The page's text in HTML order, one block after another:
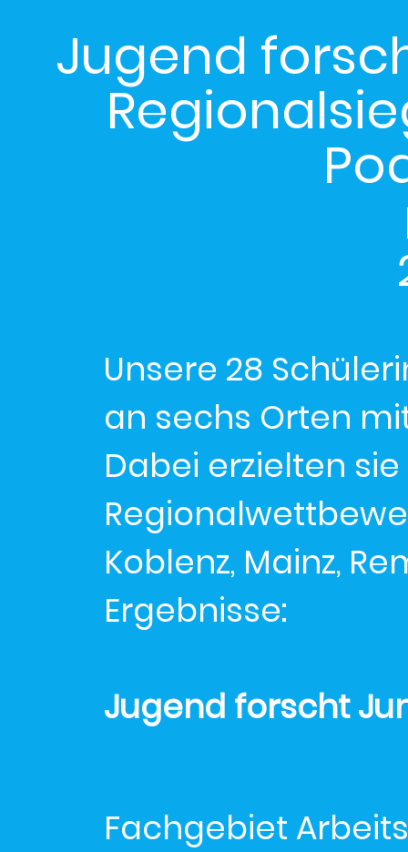
Jugend
Unsere 28
an sechs Orten
Dabei erzielten
Koblenz, Mainz,
Ergebnisse:
Jugend forscht
Fachgebiet